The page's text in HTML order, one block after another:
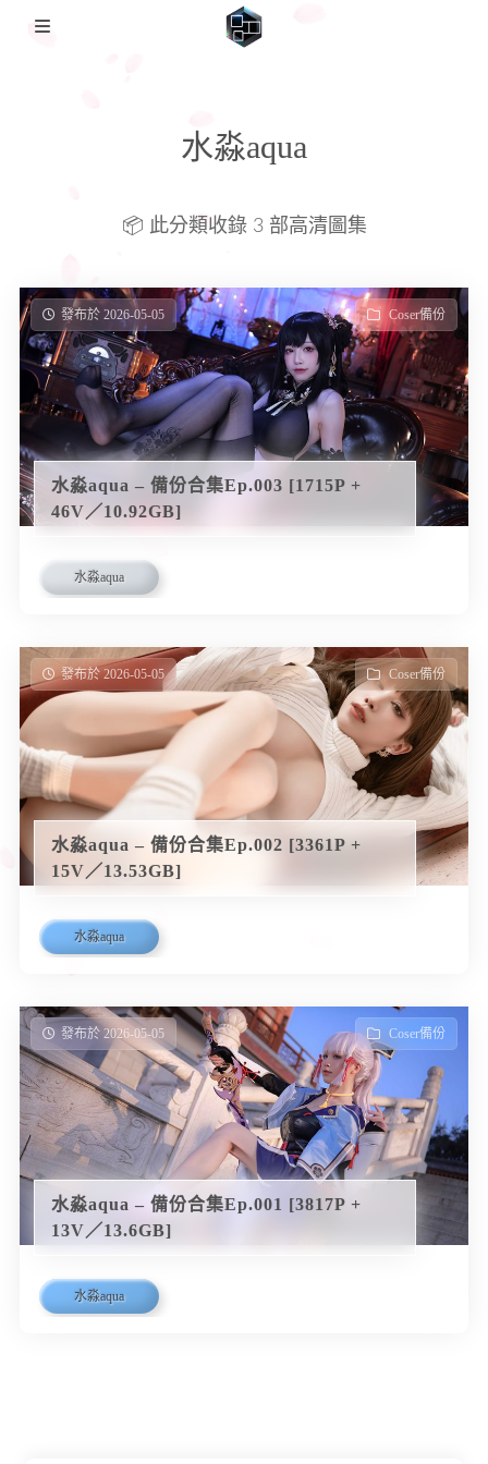
水淼aqua
📦 此分類收錄 3 部高清圖集
發布於 2026-05-05 Coser備份
水淼aqua – 備份合集Ep.003 [1715P +
46V／10.92GB]
水淼aqua
發布於 2026-05-05 Coser備份
水淼aqua – 備份合集Ep.002 [3361P +
15V／13.53GB]
水淼aqua
發布於 2026-05-05 Coser備份
水淼aqua – 備份合集Ep.001 [3817P +
13V／13.6GB]
水淼aqua